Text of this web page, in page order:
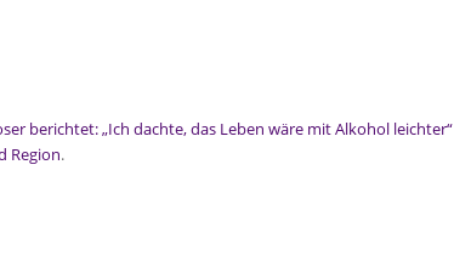
berichtet: „Ich dachte, das Leben wäre mit Alkohol leichter“
Region.